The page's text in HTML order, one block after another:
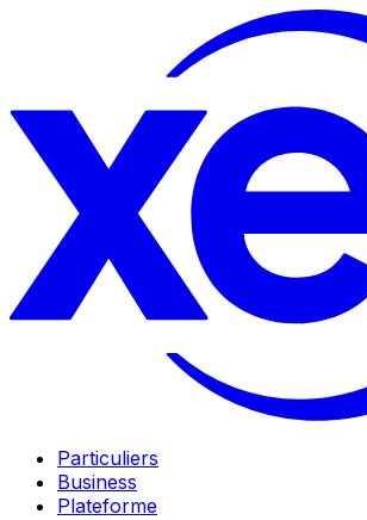
Particuliers
Business
Plateforme